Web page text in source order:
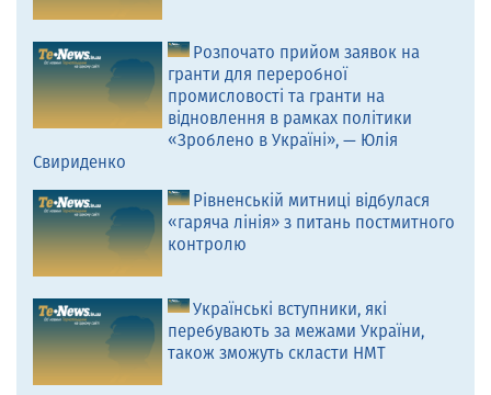
Розпочато прийом заявок на
гранти для переробної
промисловості та гранти на
відновлення в рамках політики
«Зроблено в Україні», — Юлія
Свириденко
Рівненській митниці відбулася
«гаряча лінія» з питань постмитного
контролю
Українські вступники, які
перебувають за межами України,
також зможуть скласти НМТ